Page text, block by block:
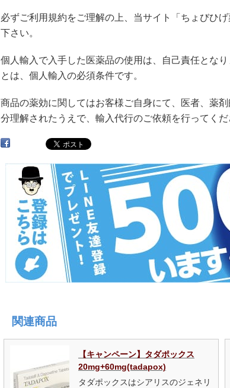
必ずご利用規約をご理解の上、当サイト「ちょびひ
下さい。
個人輸入で入手した医薬品の使用は、自己責任とな
とは、個人輸入の必須条件です。
商品の薬効に関してはお客様ご自身にて、医者、薬
分理解されたうえで、輸入代行のご依頼を行ってくだ
関連商品
【キャンペーン】タダポックス
20mg+60mg(tadapox)
タダポックスはシアリスのジェネリ